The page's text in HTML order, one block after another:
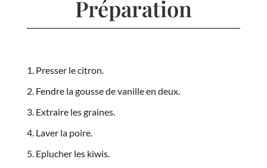
Préparation
Presser le citron.
Fendre la gousse de vanille en deux.
Extraire les graines.
Laver la poire.
Eplucher les kiwis.